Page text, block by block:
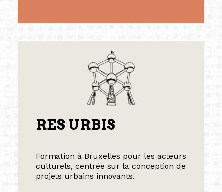
RES URBIS
Formation à Bruxelles pour les acteurs
culturels, centrée sur la conception de
projets urbains innovants.